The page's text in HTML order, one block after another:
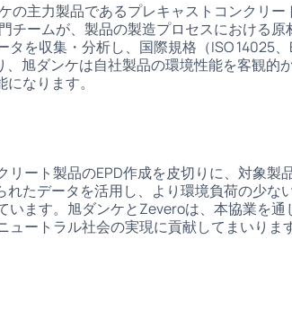
の主力製品であるプレキャストコンクリー
チームが、製品の製造プロセスにおける
を収集・分析し、国際規格（ISO 14025
、旭ダンケは自社製品の環境性能を客観的
なります。
ート製品のEPD作成を皮切りに、対象製
れたデータを活用し、より環境負荷の少な
います。旭ダンケとZeveroは、本協業を通
ートラル社会の実現に貢献してまいります